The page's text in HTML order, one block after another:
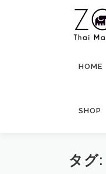
HOME
SHOP
タグ: